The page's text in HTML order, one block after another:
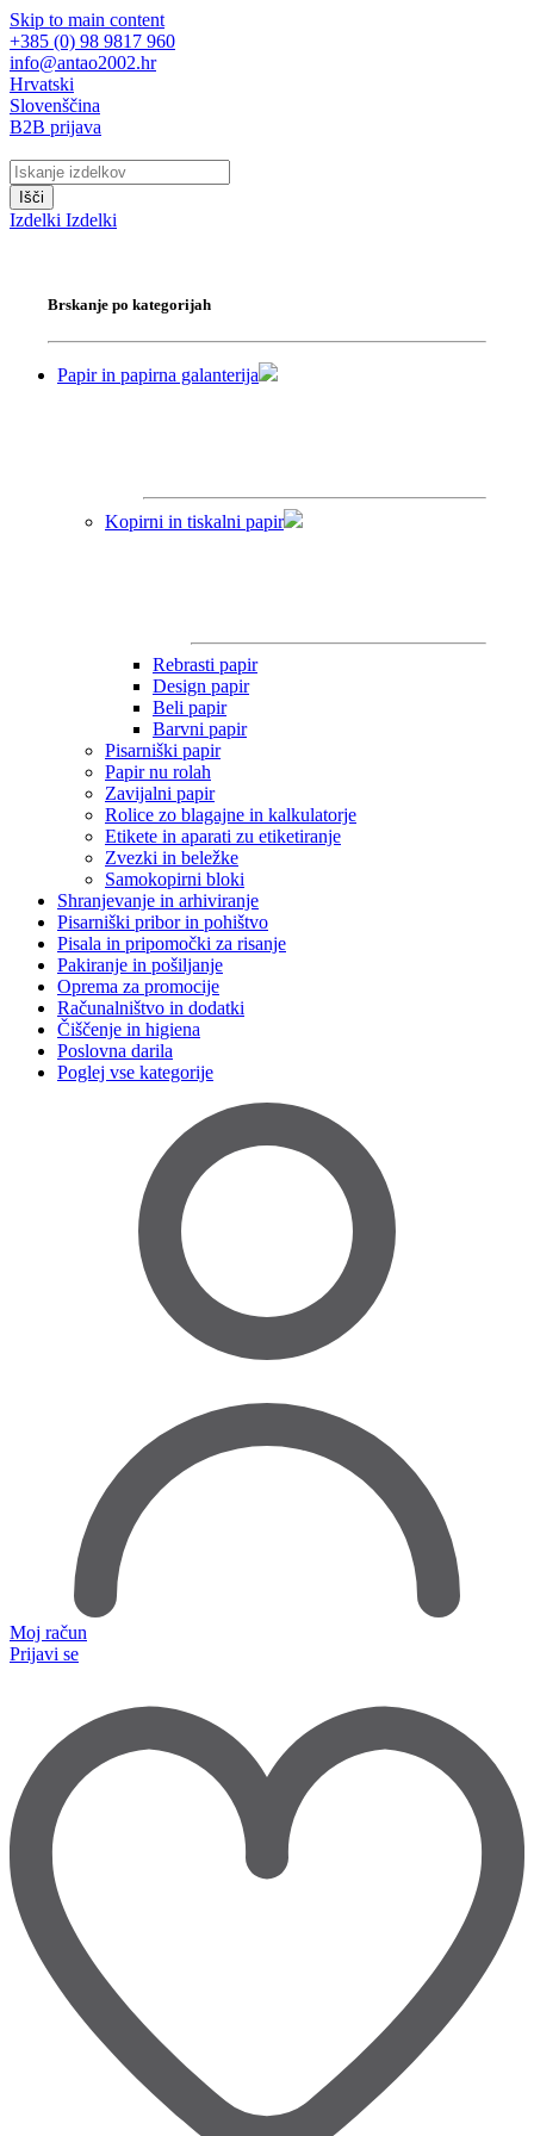
Skip to main content
+385 (0) 98 9817 960
info@antao2002.hr
Hrvatski
Slovenščina
B2B prijava
Išči
Izdelki Izdelki
Brskanje po kategorijah
Papir in papirna galanterija
Kopirni in tiskalni papir
Rebrasti papir
Design papir
Beli papir
Barvni papir
Pisarniški papir
Papir nu rolah
Zavijalni papir
Rolice zo blagajne in kalkulatorje
Etikete in aparati zu etiketiranje
Zvezki in beležke
Samokopirni bloki
Shranjevanje in arhiviranje
Pisarniški pribor in pohištvo
Pisala in pripomočki za risanje
Pakiranje in pošiljanje
Oprema za promocije
Računalništvo in dodatki
Čiščenje in higiena
Poslovna darila
Poglej vse kategorije
Moj račun
Prijavi se